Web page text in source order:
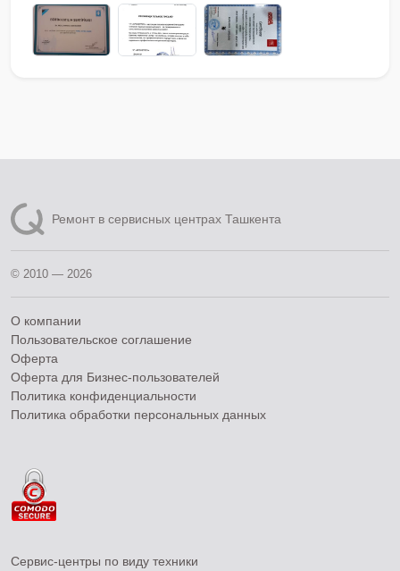
Ремонт в сервисных центрах Ташкента
© 2010 — 2026
О компании
Пользовательское соглашение
Оферта
Оферта для Бизнес-пользователей
Политика конфиденциальности
Политика обработки персональных данных
Сервис-центры по виду техники